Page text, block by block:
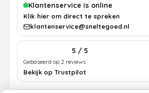
Klantenservice is online
Klik hier om direct te spreken
klantenservice@sneltegoed.nl
5 / 5
Gebaseerd op 2 reviews
Bekijk op Trustpilot